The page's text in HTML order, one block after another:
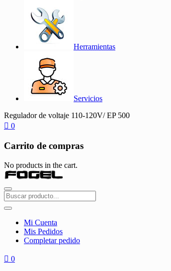
Herramientas
Servicios
Regulador de voltaje 110-120V/ EP 500
0
Carrito de compras
No products in the cart.
Mi Cuenta
Mis Pedidos
Completar pedido
0